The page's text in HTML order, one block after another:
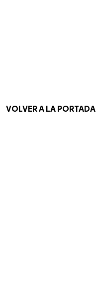
VOLVER A LA PORTADA